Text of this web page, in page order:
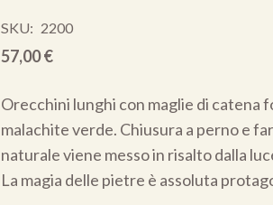
SKU: 2200
57,00€
Orecchini lunghi con maglie di catena
malachite verde. Chiusura a perno e
naturale viene messo in risalto dalla
La magia delle pietre è assoluta